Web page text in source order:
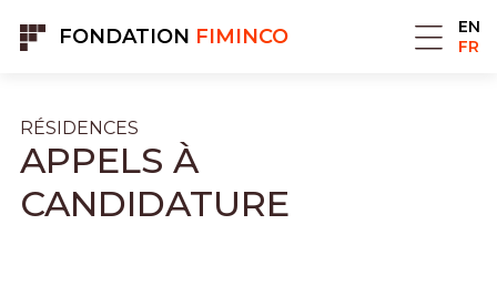
FONDATION FIMINCO
EN
FR
RÉSIDENCES
APPELS À
CANDIDATURE